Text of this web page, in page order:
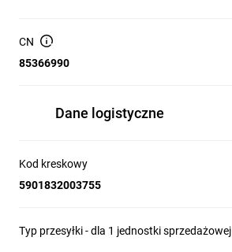
CN
85366990
Dane logistyczne
Kod kreskowy
5901832003755
Typ przesyłki - dla 1 jednostki sprzedażowej